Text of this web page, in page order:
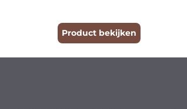
Product bekijken